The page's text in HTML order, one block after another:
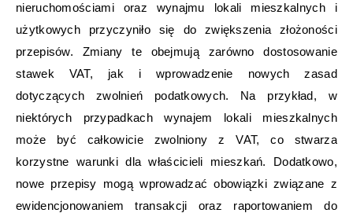
nieruchomościami oraz wynajmu lokali mieszkalnych i
użytkowych przyczyniło się do zwiększenia złożoności
przepisów. Zmiany te obejmują zarówno dostosowanie
stawek VAT, jak i wprowadzenie nowych zasad
dotyczących zwolnień podatkowych. Na przykład, w
niektórych przypadkach wynajem lokali mieszkalnych
może być całkowicie zwolniony z VAT, co stwarza
korzystne warunki dla właścicieli mieszkań. Dodatkowo,
nowe przepisy mogą wprowadzać obowiązki związane z
ewidencjonowaniem transakcji oraz raportowaniem do